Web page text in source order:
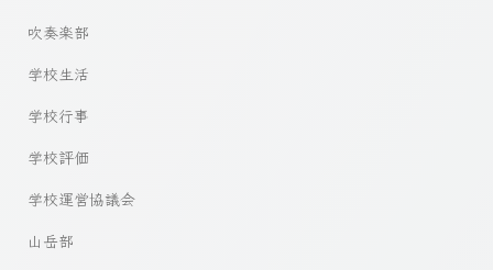
吹奏楽部
学校生活
学校行事
学校評価
学校運営協議会
山岳部